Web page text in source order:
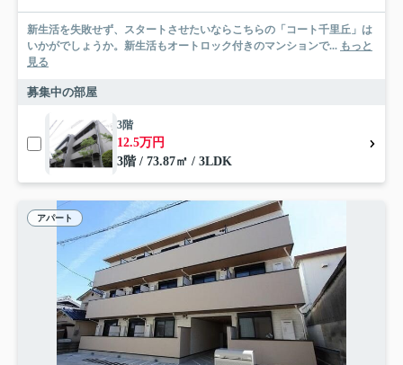
新生活を失敗せず、スタートさせたいならこちらの「コート千里丘」は
いかがでしょうか。新生活もオートロック付きのマンションで... もっと
見る
募集中の部屋
3階
12.5万円
3階 / 73.87㎡ / 3LDK
アパート